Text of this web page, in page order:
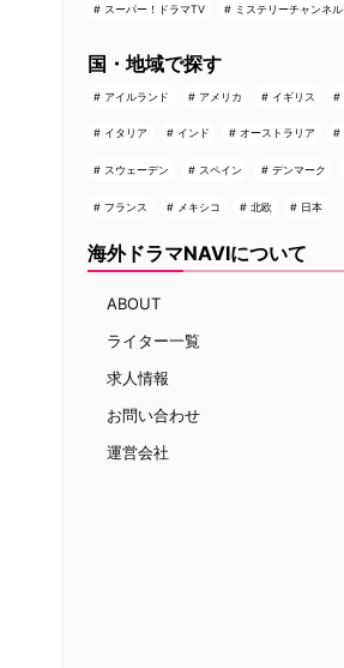
スーパー！ドラマTV ミステリーチャンネル
国・地域で探す
アイルランド アメリカ イギリス
イタリア インド オーストラリア
スウェーデン スペイン デンマーク
フランス メキシコ 北欧 日本
海外ドラマNAVIについて
ABOUT
ライター一覧
求人情報
お問い合わせ
運営会社